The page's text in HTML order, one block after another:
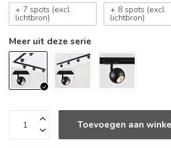
+ 7 spots (excl.
lichtbron)
+ 8 spots (excl.
lichtbron)
Meer uit deze serie
Toevoegen aan